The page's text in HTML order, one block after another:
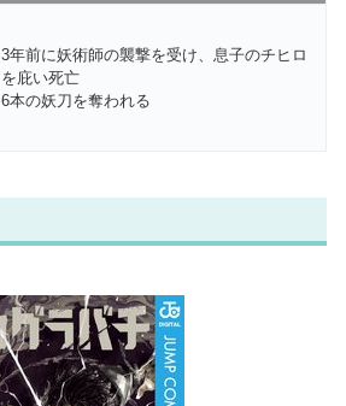
3年前に妖術師の襲撃を受け、息子のチヒロ
を庇い死亡
6本の妖刀を奪われる